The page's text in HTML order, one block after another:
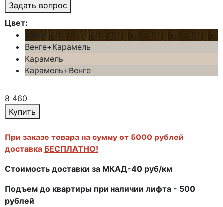
Задать вопрос
Цвет:
Венге
Венге+Карамель
Карамель
Карамель+Венге
8 460
Купить
При заказе товара на сумму от 5000 рублей
доставка БЕСПЛАТНО!
Стоимость доставки за МКАД-40 руб/км
Подъем до квартиры при наличии лифта - 500
рублей